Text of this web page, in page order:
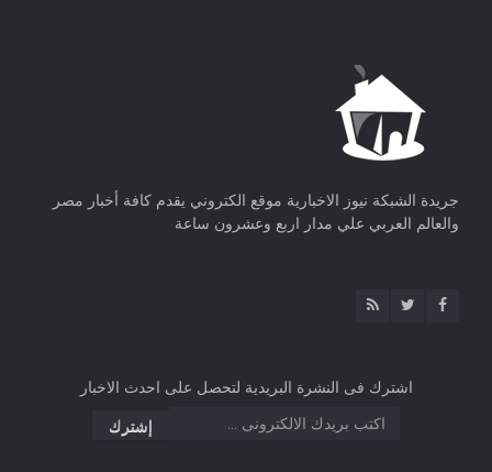
جريدة الشبكة نيوز الاخبارية موقع الكتروني يقدم كافة أخبار مصر
والعالم العربي علي مدار اربع وعشرون ساعة
اشترك فى النشرة البريدية لتحصل على احدث الاخبار